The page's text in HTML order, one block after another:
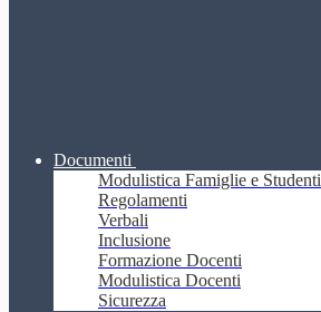
Documenti
Modulistica Famiglie e Studenti
Regolamenti
Verbali
Inclusione
Formazione Docenti
Modulistica Docenti
Sicurezza